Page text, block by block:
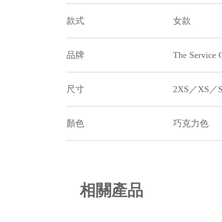
款式 女款
品牌 The Service
尺寸 2XS／XS／
顏色 巧克力色
相關產品